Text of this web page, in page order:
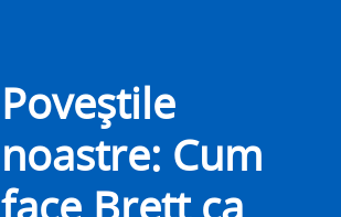
Poveștile
noastre: Cum